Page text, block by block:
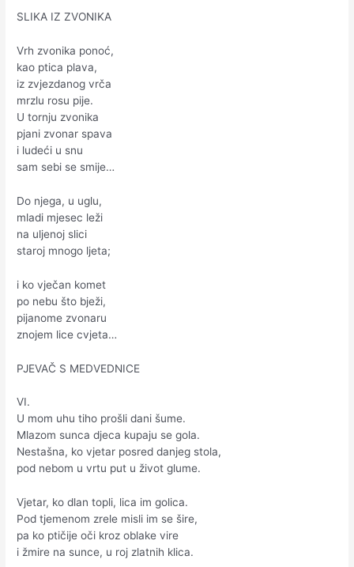
SLIKA IZ ZVONIKA
Vrh zvonika ponoć,
kao ptica plava,
iz zvjezdanog vrča
mrzlu rosu pije.
U tornju zvonika
pjani zvonar spava
i ludeći u snu
sam sebi se smije…
Do njega, u uglu,
mladi mjesec leži
na uljenoj slici
staroj mnogo ljeta;
i ko vječan komet
po nebu što bježi,
pijanome zvonaru
znojem lice cvjeta…
PJEVAČ S MEDVEDNICE
VI.
U mom uhu tiho prošli dani šume.
Mlazom sunca djeca kupaju se gola.
Nestašna, ko vjetar posred danjeg stola,
pod nebom u vrtu put u život glume.
Vjetar, ko dlan topli, lica im golica.
Pod tjemenom zrele misli im se šire,
pa ko ptičije oči kroz oblake vire
i žmire na sunce, u roj zlatnih klica.